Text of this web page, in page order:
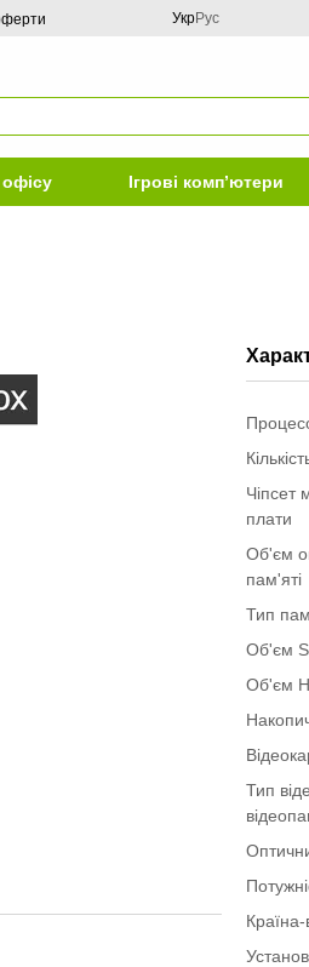
УкрРус
Ігрові комп’ютери
Чіпсет
плати
Об'єм
пам'яті
Тип
Об'єм
Об'єм
Тип